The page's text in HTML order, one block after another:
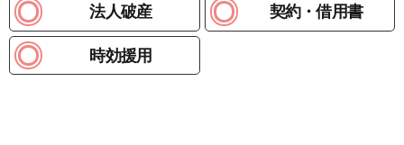
法人破産 契約・借用書
時効援用